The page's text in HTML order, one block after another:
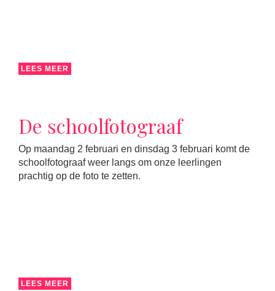
LEES MEER
De schoolfotograaf
Op maandag 2 februari en dinsdag 3 februari komt de
schoolfotograaf weer langs om onze leerlingen
prachtig op de foto te zetten.
LEES MEER